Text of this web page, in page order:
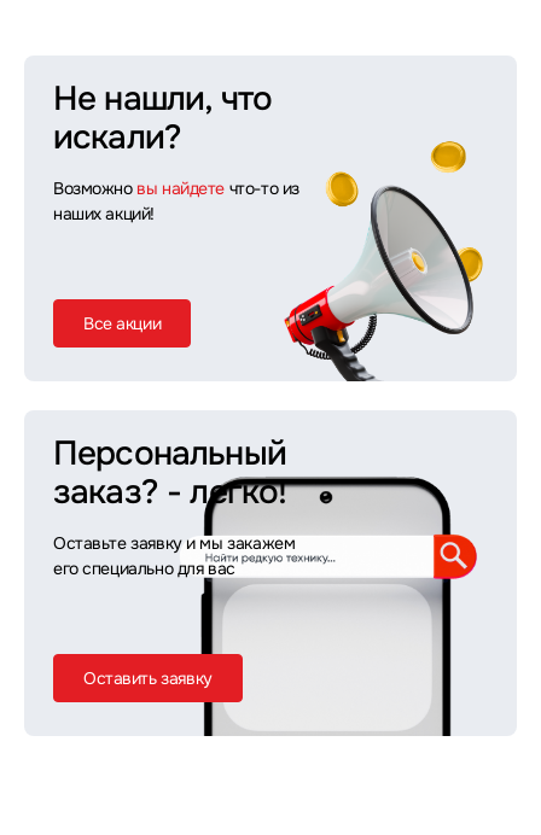
Не нашли, что
искали?
Возможно вы найдете что-то из
наших акций!
Все акции
Персональный
заказ? - легко!
Оставьте заявку и мы закажем
его специально для вас
Оставить заявку